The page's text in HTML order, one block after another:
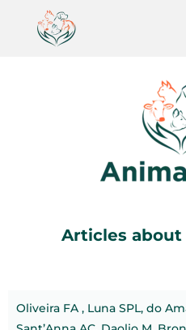
Articles
Oliveira FA , Luna SPL, do